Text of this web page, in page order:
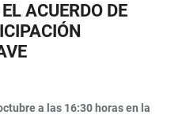
ACUERDO DE
a las 16:30 horas en la